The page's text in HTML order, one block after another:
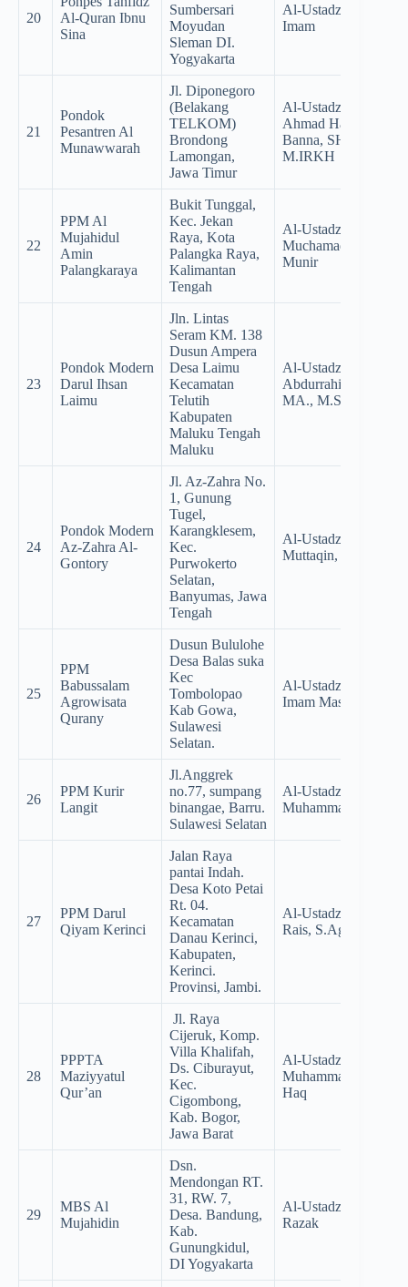
20
Al-Quran Ibnu
Sina
Sumbersari
Moyudan
Sleman DI.
Yogyakarta
Al-Ustadz Khairul
Imam
21
Pondok
Pesantren Al
Munawwarah
Jl. Diponegoro
(Belakang
TELKOM)
Brondong
Lamongan,
Jawa Timur
Al-Ustadz KH.
Ahmad Hasan Al
Banna, SHI,
M.IRKH
22
PPM Al
Mujahidul
Amin
Palangkaraya
Bukit Tunggal,
Kec. Jekan
Raya, Kota
Palangka Raya,
Kalimantan
Tengah
Al-Ustadz KH.
Muchamad Wildanul
Munir
23
Pondok Modern
Darul Ihsan
Laimu
Jln. Lintas
Seram KM. 138
Dusun Ampera
Desa Laimu
Kecamatan
Telutih
Kabupaten
Maluku Tengah
Maluku
Al-Ustadz Dr. KH.
Abdurrahim Yapono,
MA., M.Sc.
24
Pondok Modern
Az-Zahra Al-
Gontory
Jl. Az-Zahra No.
1, Gunung
Tugel,
Karangklesem,
Kec.
Purwokerto
Selatan,
Banyumas, Jawa
Tengah
Al-Ustadz Anwar
Muttaqin, M.Pd
25
PPM
Babussalam
Agrowisata
Qurany
Dusun Bululohe
Desa Balas suka
Kec
Tombolopao
Kab Gowa,
Sulawesi
Selatan.
Al-Ustadz KH.
Imam Masrudi
26
PPM Kurir
Langit
Jl.Anggrek
no.77, sumpang
binangae, Barru.
Sulawesi Selatan
Al-Ustadz
Muhammad Taqdir
27
PPM Darul
Qiyam Kerinci
Jalan Raya
pantai Indah.
Desa Koto Petai
Rt. 04.
Kecamatan
Danau Kerinci,
Kabupaten,
Kerinci.
Provinsi, Jambi.
Al-Ustadz H. Ahmad
Rais, S.Ag., M.Pd.I
28
PPPTA
Maziyyatul
Qur’an
Jl. Raya
Cijeruk, Komp.
Villa Khalifah,
Ds. Ciburayut,
Kec.
Cigombong,
Kab. Bogor,
Jawa Barat
Al-Ustadz Ust.
Muhammad Zia Ul
Haq
29
MBS Al
Mujahidin
Dsn.
Mendongan RT.
31, RW. 7,
Desa. Bandung,
Kab.
Gunungkidul,
DI Yogyakarta
Al-Ustadz Abdul
Razak